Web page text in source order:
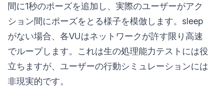
間に1秒のポーズを追加し、実際のユーザーがアク
ション間にポーズをとる様子を模倣します。sleep
がない場合、各VUはネットワークが許す限り高速
でループします。これは生の処理能力テストには役
立ちますが、ユーザーの行動シミュレーションには
非現実的です。